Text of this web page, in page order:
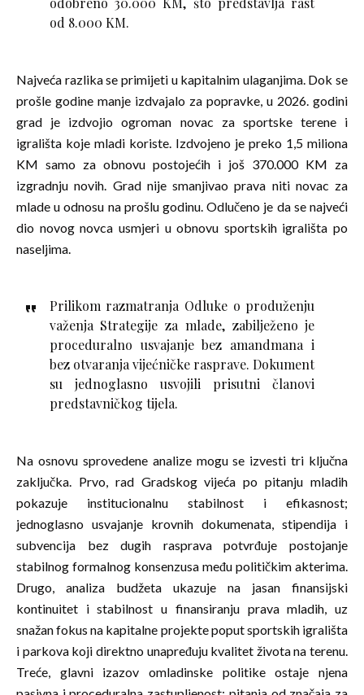
od 8.000 KM.
Najveća razlika se primijeti u kapitalnim ulaganjima. Dok se
prošle godine manje izdvajalo za popravke, u 2026. godini
grad je izdvojio ogroman novac za sportske terene i
igrališta koje mladi koriste. Izdvojeno je preko 1,5 miliona
KM samo za obnovu postojećih i još 370.000 KM za
izgradnju novih. Grad nije smanjivao prava niti novac za
mlade u odnosu na prošlu godinu. Odlučeno je da se najveći
dio novog novca usmjeri u obnovu sportskih igrališta po
naseljima.
Prilikom razmatranja Odluke o produženju
važenja Strategije za mlade, zabilježeno je
proceduralno usvajanje bez amandmana i
bez otvaranja vijećničke rasprave. Dokument
su jednoglasno usvojili prisutni članovi
predstavničkog tijela.
Na osnovu sprovedene analize mogu se izvesti tri ključna
zaključka. Prvo, rad Gradskog vijeća po pitanju mladih
pokazuje institucionalnu stabilnost i efikasnost;
jednoglasno usvajanje krovnih dokumenata, stipendija i
subvencija bez dugih rasprava potvrđuje postojanje
stabilnog formalnog konsenzusa među političkim akterima.
Drugo, analiza budžeta ukazuje na jasan finansijski
kontinuitet i stabilnost u finansiranju prava mladih, uz
snažan fokus na kapitalne projekte poput sportskih igrališta
i parkova koji direktno unapređuju kvalitet života na terenu.
Treće, glavni izazov omladinske politike ostaje njena